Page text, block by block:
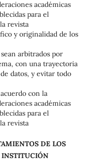
académicas
para el
revista
y originalidad de los
arbitrados por
con una trayectoria
datos, y evitar todo
con la
académicas
para el
revista
DE LOS
INSTITUCIÓN